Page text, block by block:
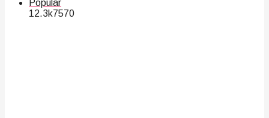
Popular
12.3k7570